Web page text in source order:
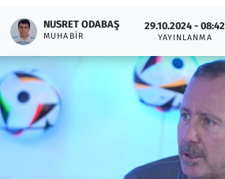
NUSRET ODABAŞ
MUHABIR
29.10.2024 - 08:42
YAYINLANMA
Rüya Tabirleri
Sağlık
Savunma Sanayi